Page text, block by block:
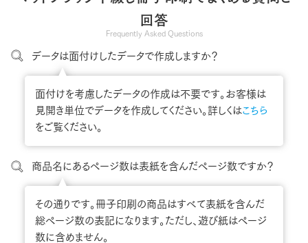
回答
Frequently Asked Questions
データは面付けしたデータで作成しますか？
面付けを考慮したデータの作成は不要です。お客様は
見開き単位でデータを作成してください。詳しくはこちら
をご覧ください。
商品名にあるページ数は表紙を含んだページ数ですか？
その通りです。冊子印刷の商品はすべて表紙を含んだ
総ページ数の表記になります。ただし、遊び紙はページ
数に含めません。